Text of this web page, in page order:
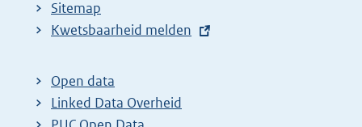
Sitemap
E
t
e
r
Kwetsbaarheid melden
Open data
Linked Data Overheid